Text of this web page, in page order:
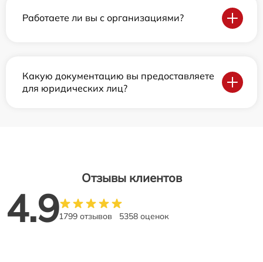
Работаете ли вы с организациями?
Какую документацию вы предоставляете
для юридических лиц?
Отзывы клиентов
4.91799 отзывов 5358 оценок